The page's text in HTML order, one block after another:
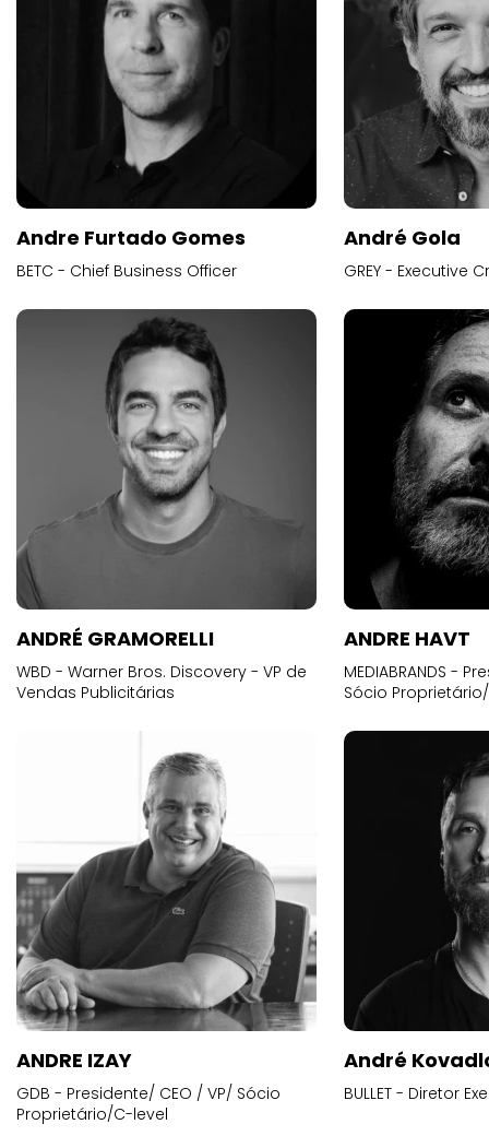
Andre Furtado Gomes
BETC - Chief Business Officer
André Gola
GREY - Executive
ANDRÉ GRAMORELLI
WBD - Warner Bros. Discovery - VP de
Vendas Publicitárias
ANDRE HAVT
MEDIABRANDS -
Sócio
ANDRE IZAY
GDB - Presidente/ CEO / VP/ Sócio
Proprietário/C-level
André
BULLET - Diretor